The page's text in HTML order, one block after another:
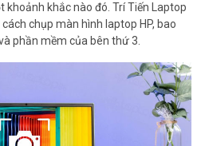
khoảnh khắc nào đó. Trí Tiến Laptop
chụp màn hình laptop HP, bao
phần mềm của bên thứ 3.